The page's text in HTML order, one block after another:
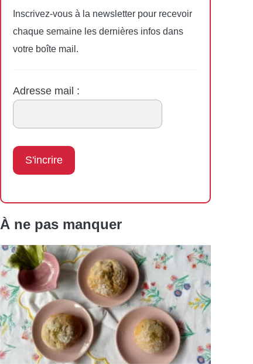
Inscrivez-vous à la newsletter pour recevoir
chaque semaine les dernières infos dans
votre boîte mail.
Adresse mail :
À ne pas manquer